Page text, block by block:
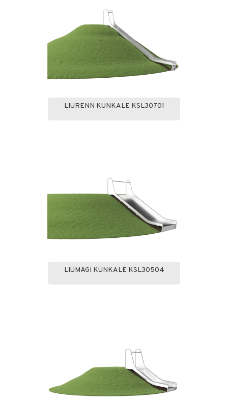
LIURENN KÜNKALE KSL30701
LIUMÄGI KÜNKALE KSL30504